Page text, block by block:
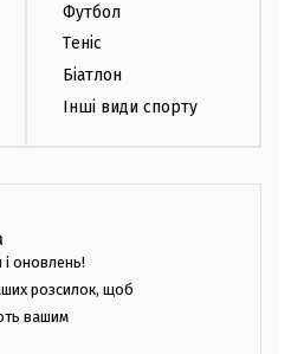
Футбол
Теніс
Біатлон
Інші види спорту
і оновлень!
розсилок, щоб
вашим